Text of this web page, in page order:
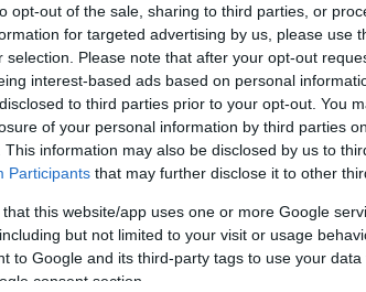
opt-out of the sale, sharing to third parties, or
for targeted advertising by us, please use
selection. Please note that after your opt-out
interest-based ads based on personal
to third parties prior to your opt-out. You
of your personal information by third parties
This information may also be disclosed by us to
Participants that may further disclose it to other
that this website/app uses one or more Google
but not limited to your visit or usage
to Google and its third-party tags to use your
consent section.